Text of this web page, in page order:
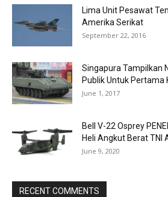
Lima Unit Pesawat
Amerika Serikat
September 22, 2016
Singapura Tampilkan
Publik Untuk Pertama
June 1, 2017
Bell V-22 Osprey
Heli Angkut Berat TNI
June 9, 2020
RECENT COMMENTS